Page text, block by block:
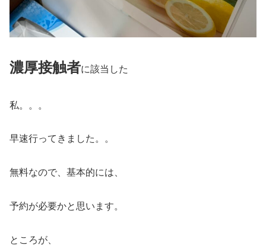
濃厚接触者に該当した
私。。。
早速行ってきました。。
無料なので、基本的には、
予約が必要かと思います。
ところが、